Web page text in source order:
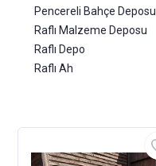
Pencereli Bahçe Deposu
Raflı Malzeme Deposu
Raflı Depo
Raflı Ah